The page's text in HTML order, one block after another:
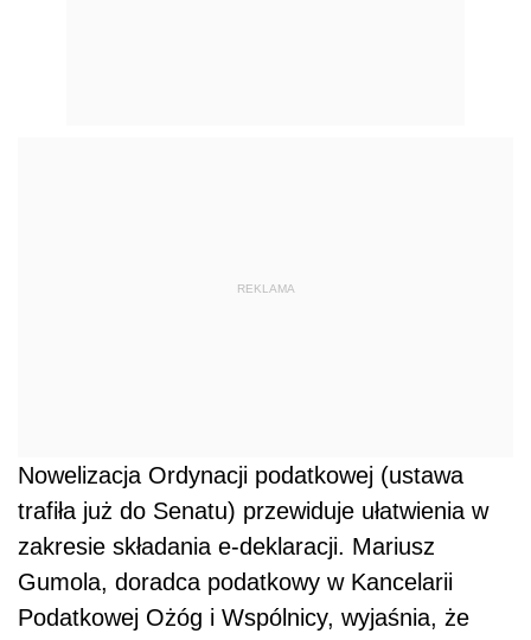
REKLAMA
Nowelizacja Ordynacji podatkowej (ustawa
trafiła już do Senatu) przewiduje ułatwienia w
zakresie składania e-deklaracji. Mariusz
Gumola, doradca podatkowy w Kancelarii
Podatkowej Ożóg i Wspólnicy, wyjaśnia, że